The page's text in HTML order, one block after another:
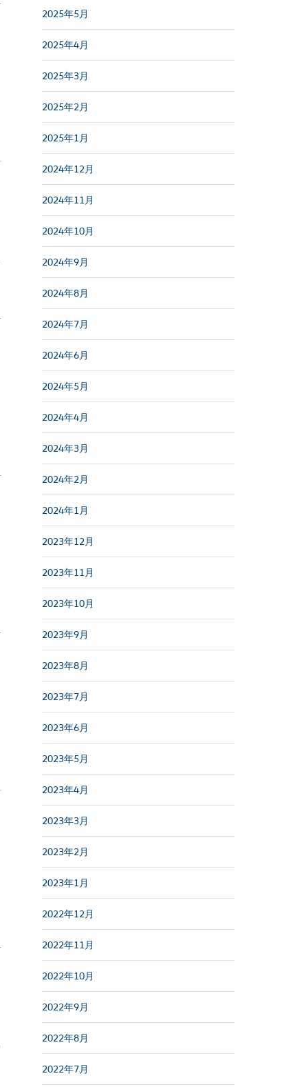
2025年5月
2025年4月
2025年3月
2025年2月
2025年1月
2024年12月
2024年11月
2024年10月
2024年9月
2024年8月
2024年7月
2024年6月
2024年5月
2024年4月
2024年3月
2024年2月
2024年1月
2023年12月
2023年11月
2023年10月
2023年9月
2023年8月
2023年7月
2023年6月
2023年5月
2023年4月
2023年3月
2023年2月
2023年1月
2022年12月
2022年11月
2022年10月
2022年9月
2022年8月
2022年7月